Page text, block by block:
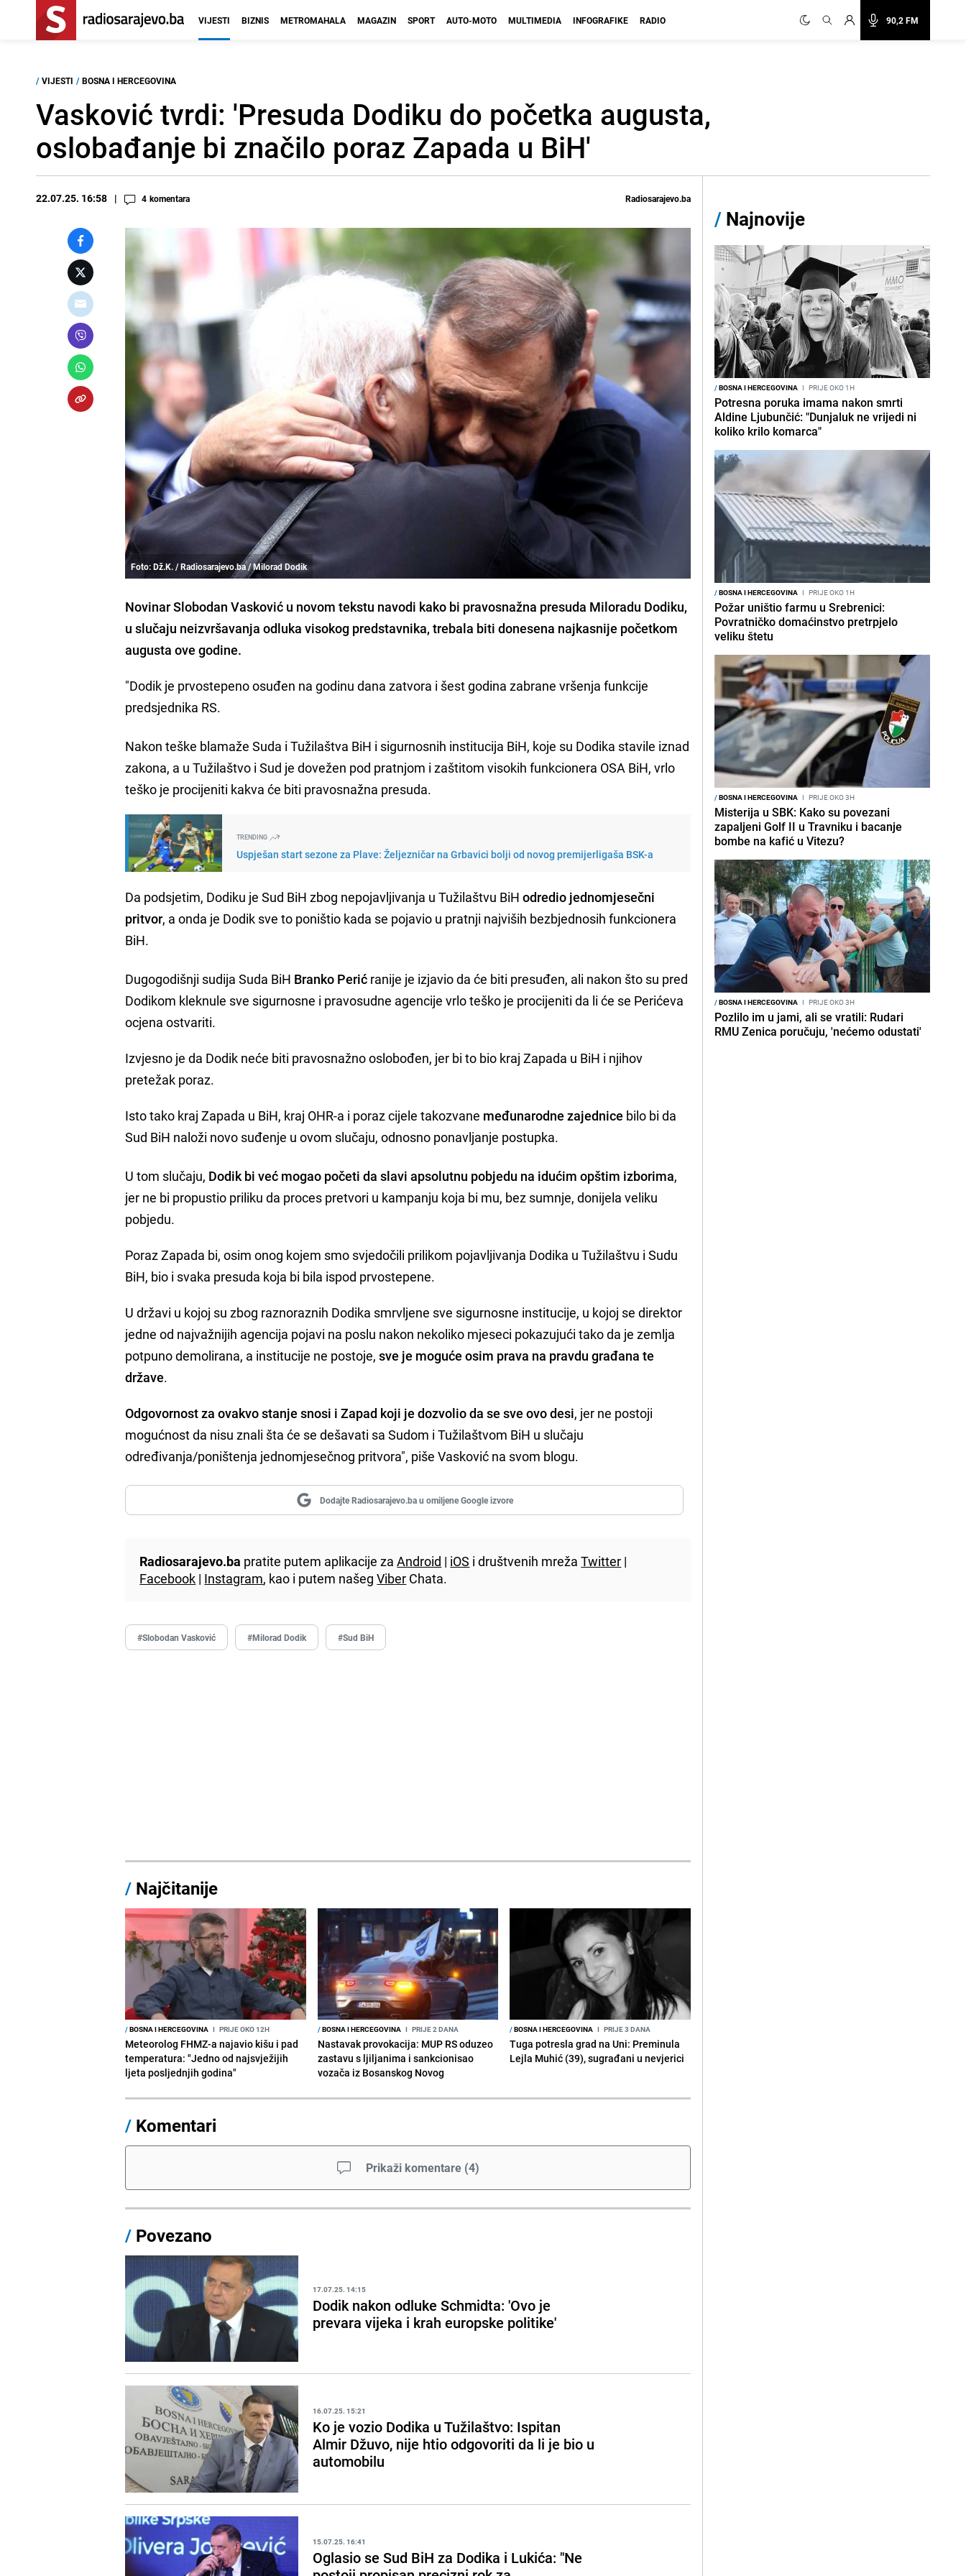
90,2 FM
VIJESTI BIZNIS METROMAHALA MAGAZIN SPORT AUTO-MOTO MULTIMEDIA INFOGRAFIKE RADIO
/ VIJESTI / BOSNA I HERCEGOVINA
Vasković tvrdi: 'Presuda Dodiku do početka augusta,
oslobađanje bi značilo poraz Zapada u BiH'
22.07.25. 16:58 4 komentara Radiosarajevo.ba
Foto: Dž.K. / Radiosarajevo.ba / Milorad Dodik
Novinar Slobodan Vasković u novom tekstu navodi kako bi pravosnažna presuda Miloradu Dodiku,
u slučaju neizvršavanja odluka visokog predstavnika, trebala biti donesena najkasnije početkom
augusta ove godine.
"Dodik je prvostepeno osuđen na godinu dana zatvora i šest godina zabrane vršenja funkcije
predsjednika RS.
Nakon teške blamaže Suda i Tužilaštva BiH i sigurnosnih institucija BiH, koje su Dodika stavile iznad
zakona, a u Tužilaštvo i Sud je dovežen pod pratnjom i zaštitom visokih funkcionera OSA BiH, vrlo
teško je procijeniti kakva će biti pravosnažna presuda.
TRENDING
Uspješan start sezone za Plave: Željezničar na Grbavici bolji od novog premijerligaša BSK-a
Da podsjetim, Dodiku je Sud BiH zbog nepojavljivanja u Tužilaštvu BiHodredio jednomjesečni
pritvor, a onda je Dodik sve to poništio kada se pojavio u pratnji najviših bezbjednosih funkcionera
BiH.
Dugogodišnji sudija Suda BiH Branko Perić ranije je izjavio da će biti presuđen, ali nakon što su pred
Dodikom kleknule sve sigurnosne i pravosudne agencije vrlo teško je procijeniti da li će se Perićeva
ocjena ostvariti.
Izvjesno je da Dodik neće biti pravosnažno oslobođen, jer bi to bio kraj Zapada u BiH i njihov
pretežak poraz.
Isto tako kraj Zapada u BiH, kraj OHR-a i poraz cijele takozvane međunarodne zajednice bilo bi da
Sud BiH naloži novo suđenje u ovom slučaju, odnosno ponavljanje postupka.
U tom slučaju, Dodik bi već mogao početi da slavi apsolutnu pobjedu na idućim opštim izborima,
jer ne bi propustio priliku da proces pretvori u kampanju koja bi mu, bez sumnje, donijela veliku
pobjedu.
Poraz Zapada bi, osim onog kojem smo svjedočili prilikom pojavljivanja Dodika u Tužilaštvu i Sudu
BiH, bio i svaka presuda koja bi bila ispod prvostepene.
U državi u kojoj su zbog raznoraznih Dodika smrvljene sve sigurnosne institucije, u kojoj se direktor
jedne od najvažnijih agencija pojavi na poslu nakon nekoliko mjeseci pokazujući tako da je zemlja
potpuno demolirana, a institucije ne postoje,sve je moguće osim prava na pravdu građana te
države.
Odgovornost za ovakvo stanje snosi i Zapad koji je dozvolio da se sve ovo desi, jer ne postoji
mogućnost da nisu znali šta će se dešavati sa Sudom i Tužilaštvom BiH u slučaju
određivanja/poništenja jednomjesečnog pritvora", piše Vasković na svom blogu.
Dodajte Radiosarajevo.ba u omiljene Google izvore
Radiosarajevo.ba pratite putem aplikacije zaAndroid | iOS i društvenih mrežaTwitter |
Facebook | Instagram, kao i putem našegViber Chata.
#Slobodan Vasković #Milorad Dodik #Sud BiH
/ Najčitanije
/BOSNA I HERCEGOVINA I PRIJE OKO 12H
Meteorolog FHMZ-a najavio kišu i pad
temperatura: "Jedno od najsvježijih
ljeta posljednjih godina"
/BOSNA I HERCEGOVINA I PRIJE 2 DANA
Nastavak provokacija: MUP RS oduzeo
zastavu s ljiljanima i sankcionisao
vozača iz Bosanskog Novog
/BOSNA I HERCEGOVINA I PRIJE 3 DANA
Tuga potresla grad na Uni: Preminula
Lejla Muhić (39), sugrađani u nevjerici
/ Komentari
Prikaži komentare (4)
/ Povezano
17.07.25. 14:15
Dodik nakon odluke Schmidta: 'Ovo je
prevara vijeka i krah europske politike'
16.07.25. 15:21
Ko je vozio Dodika u Tužilaštvo: Ispitan
Almir Džuvo, nije htio odgovoriti da li je bio u
automobilu
15.07.25. 16:41
Oglasio se Sud BiH za Dodika i Lukića: "Ne
/ Najnovije
/BOSNA I HERCEGOVINA I PRIJE OKO 1H
Potresna poruka imama nakon smrti
Aldine Ljubunčić: "Dunjaluk ne vrijedi ni
koliko krilo komarca"
/BOSNA I HERCEGOVINA I PRIJE OKO 1H
Požar uništio farmu u Srebrenici:
Povratničko domaćinstvo pretrpjelo
veliku štetu
/BOSNA I HERCEGOVINA I PRIJE OKO 3H
Misterija u SBK: Kako su povezani
zapaljeni Golf II u Travniku i bacanje
bombe na kafić u Vitezu?
/BOSNA I HERCEGOVINA I PRIJE OKO 3H
Pozlilo im u jami, ali se vratili: Rudari
RMU Zenica poručuju, 'nećemo odustati'